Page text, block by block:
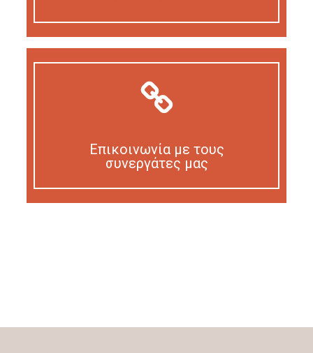
Επικοινωνία με τους
συνεργάτες μας